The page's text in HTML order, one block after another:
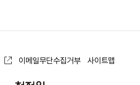
이메일무단수집거부 사이트맵